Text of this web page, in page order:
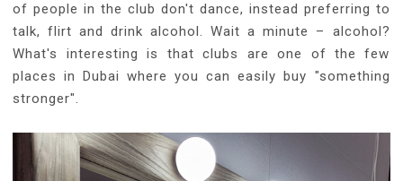
of people in the club don't dance, instead preferring to
talk, flirt and drink alcohol. Wait a minute – alcohol?
What's interesting is that clubs are one of the few
places in Dubai where you can easily buy "something
stronger".